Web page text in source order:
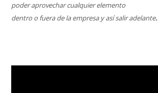
poder aprovechar cualquier elemento
dentro o fuera de la empresa y así salir adelante.